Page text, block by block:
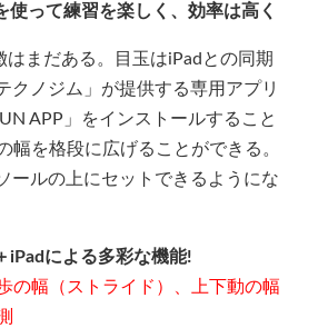
使って練習を楽しく、効率は高く
はまだある。目玉はiPadとの同期
クノジム」が提供する専用アプリ
APP」をインストールすること
幅を格段に広げることができる。
ールの上にセットできるようにな
iPadによる多彩な機能!
の幅（ストライド）、上下動の幅